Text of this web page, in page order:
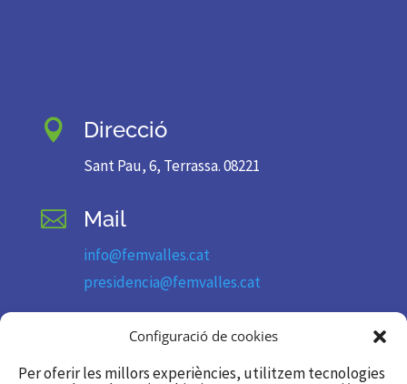
Configuració de cookies
Per oferir les millors experiències, utilitzem tecnologies
 Direcció
Sant Pau, 6, Terrassa. 08221
 Mail
info@femvalles.cat
presidencia@femvalles.cat
Telèfon
93 736 11 09